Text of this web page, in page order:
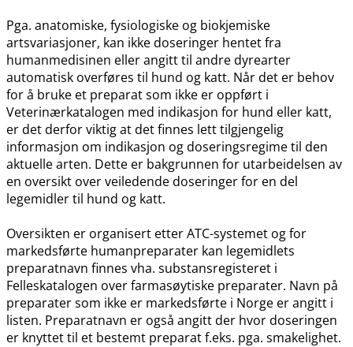
Pga. anatomiske, fysiologiske og biokjemiske
artsvariasjoner, kan ikke doseringer hentet fra
humanmedisinen eller angitt til andre dyrearter
automatisk overføres til hund og katt. Når det er behov
for å bruke et preparat som ikke er oppført i
Veterinærkatalogen med indikasjon for hund eller katt,
er det derfor viktig at det finnes lett tilgjengelig
informasjon om indikasjon og doseringsregime til den
aktuelle arten. Dette er bakgrunnen for utarbeidelsen av
en oversikt over veiledende doseringer for en del
legemidler til hund og katt.
Oversikten er organisert etter ATC-systemet og for
markedsførte humanpreparater kan legemidlets
preparatnavn finnes vha. substansregisteret i
Felleskatalogen over farmasøytiske preparater. Navn på
preparater som ikke er markedsførte i Norge er angitt i
listen. Preparatnavn er også angitt der hvor doseringen
er knyttet til et bestemt preparat f.eks. pga. smakelighet.